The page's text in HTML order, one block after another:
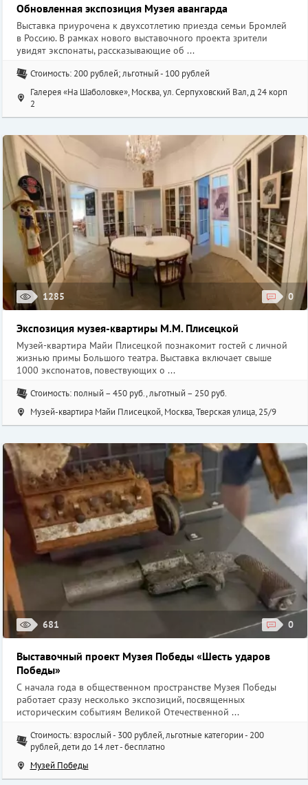
Обновленная экспозиция Музея авангарда
Выставка приурочена к двухсотлетию приезда семьи Бромлей
в Россию. В рамках нового выставочного проекта зрители
увидят экспонаты, рассказывающие об ...
Стоимость: 200 рублей; льготный - 100 рублей
Галерея «На Шаболовке», Москва, ул. Серпуховский Вал, д 24 корп
2
1285 0
Экспозиция музея-квартиры М.М. Плисецкой
Музей-квартира Майи Плисецкой познакомит гостей с личной
жизнью примы Большого театра. Выставка включает свыше
1000 экспонатов, повествующих о ...
Стоимость: полный – 450 руб., льготный – 250 руб.
Музей-квартира Майи Плисецкой, Москва, Тверская улица, 25/9
681 0
Выставочный проект Музея Победы «Шесть ударов
Победы»
С начала года в общественном пространстве Музея Победы
работает сразу несколько экспозиций, посвященных
историческим событиям Великой Отечественной ...
Стоимость: взрослый - 300 рублей, льготные категории - 200
рублей, дети до 14 лет - бесплатно
Музей Победы